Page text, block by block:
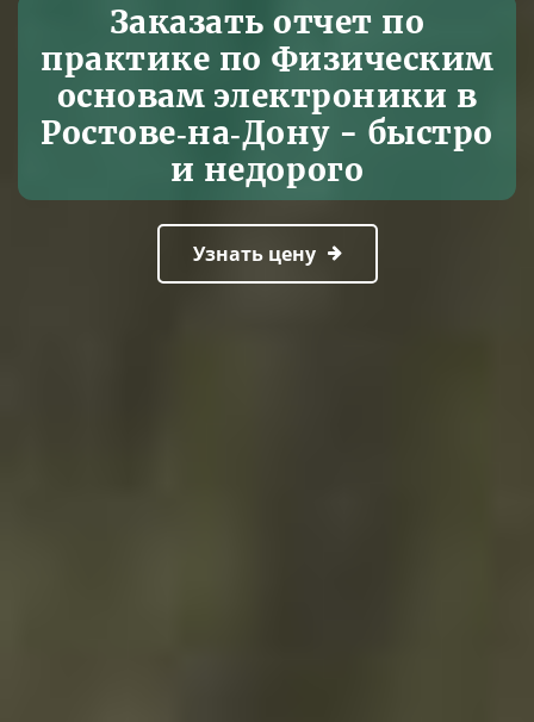
Заказать отчет по
практике по Физическим
основам электроники в
Ростове‑на‑Дону - быстро
и недорого
Узнать цену